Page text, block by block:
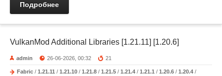
Подробнее
VulkanMod Additional Libraries [1.21.11] [1.20.6]
admin 26-06-2026, 00:32 21
Fabric / 1.21.11 / 1.21.10 / 1.21.8 / 1.21.5 / 1.21.4 / 1.21.1 / 1.20.6 / 1.20.4 /